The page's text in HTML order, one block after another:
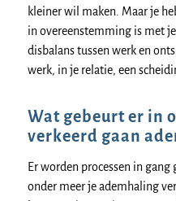
kleiner wil maken. Maar je
in overeenstemming is met
disbalans tussen werk en
werk, in je relatie, een
Wat gebeurt er in
verkeerd gaan
Er worden processen in
onder meer je ademhaling